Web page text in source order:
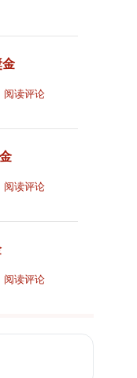
阅读评论
阅读评论
阅读评论